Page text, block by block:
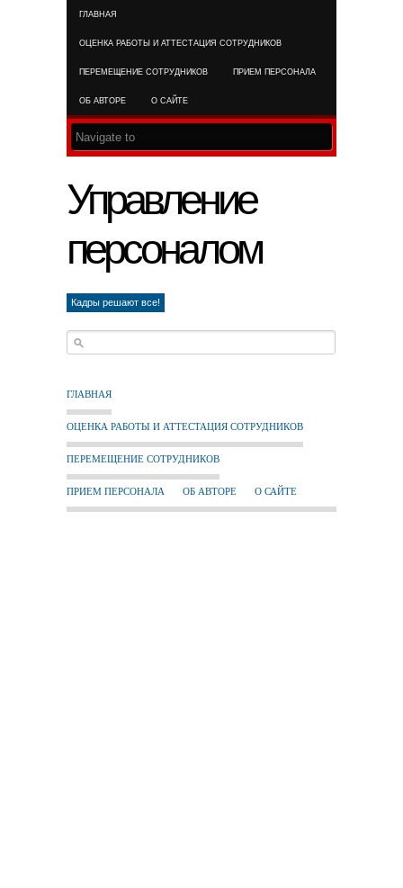
ГЛАВНАЯ
ОЦЕНКА РАБОТЫ И АТТЕСТАЦИЯ СОТРУДНИКОВ
ПЕРЕМЕЩЕНИЕ СОТРУДНИКОВ ПРИЕМ ПЕРСОНАЛА
ОБ АВТОРЕ О САЙТЕ
Управление
персоналом
Кадры решают все!
ГЛАВНАЯ
ОЦЕНКА РАБОТЫ И АТТЕСТАЦИЯ СОТРУДНИКОВ
ПЕРЕМЕЩЕНИЕ СОТРУДНИКОВ
ПРИЕМ ПЕРСОНАЛА ОБ АВТОРЕ О САЙТЕ